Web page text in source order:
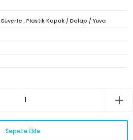
Güverte , Plastik Kapak / Dolap / Yuva
Sepete Ekle